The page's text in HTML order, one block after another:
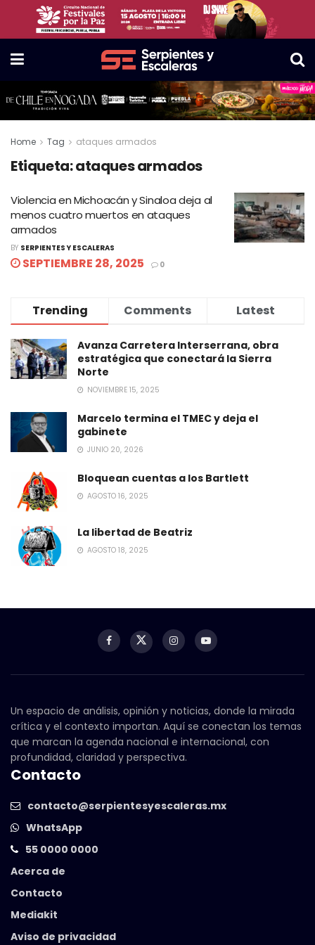
Home Tag ataques armados
Etiqueta:ataques armados
Violencia en Michoacán y Sinaloa deja al
menos cuatro muertos en ataques
armados
BY SERPIENTES Y ESCALERAS
SEPTIEMBRE 28, 2025 0
Trending Comments Latest
Avanza Carretera Interserrana, obra
estratégica que conectará la Sierra
Norte
NOVIEMBRE 15, 2025
Marcelo termina el TMEC y deja el
gabinete
JUNIO 20, 2026
Bloquean cuentas a los Bartlett
AGOSTO 16, 2025
La libertad de Beatriz
AGOSTO 18, 2025
Un espacio de análisis, opinión y noticias, donde la mirada
crítica y el contexto importan. Aquí se conectan los temas
que marcan la agenda nacional e internacional, con
profundidad, claridad y perspectiva.
Contacto
contacto@serpientesyescaleras.mx
WhatsApp
55 0000 0000
Acerca de
Contacto
Mediakit
Aviso de privacidad